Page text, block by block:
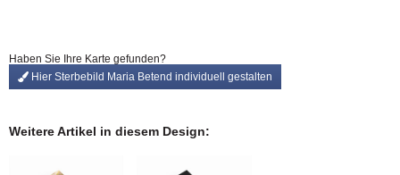
Haben Sie Ihre Karte gefunden?
Hier Sterbebild Maria Betend individuell gestalten
Weitere Artikel in diesem Design: